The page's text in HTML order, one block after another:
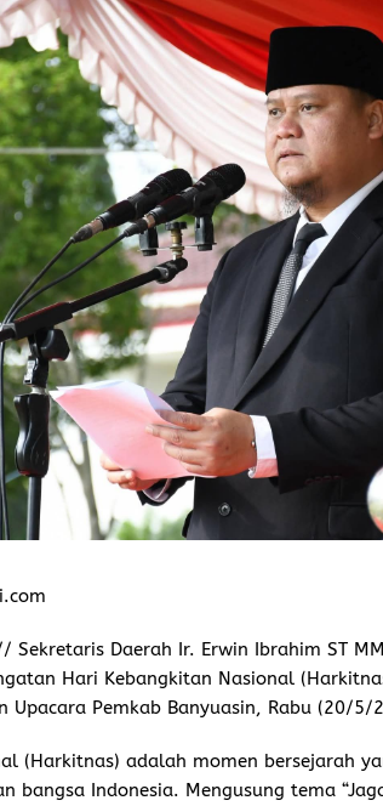
Daerah Ir. Erwin Ibrahim ST MM
Hari Kebangkitan Nasional
Upacara Pemkab Banyuasin, Rabu (20/5/
(Harkitnas) adalah momen bersejarah
bangsa Indonesia. Mengusung tema